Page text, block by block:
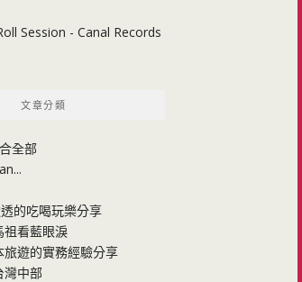
Session - Canal Records
文章分類
全部
的吃喝玩樂分享
祖看藍眼淚
旅遊的實務經驗分享
灣中部